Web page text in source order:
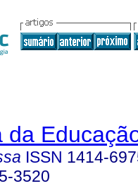
da
ISSN 1414-
3520